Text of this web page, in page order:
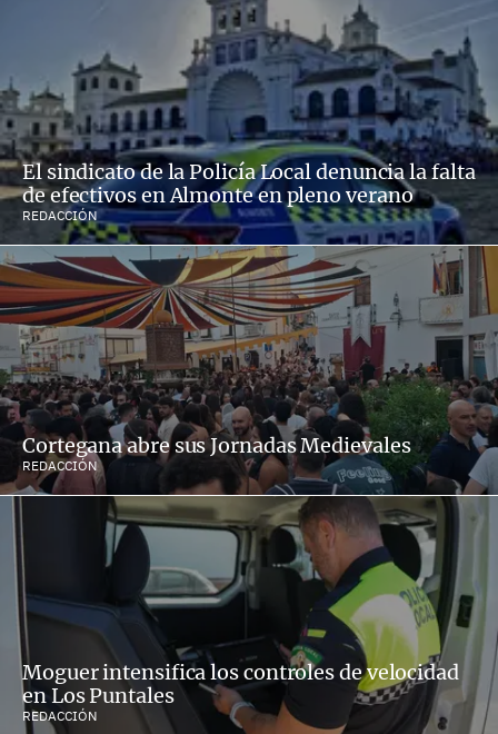
El sindicato de la Policía Local denuncia la falta
de efectivos en Almonte en pleno verano
REDACCIÓN
Cortegana abre sus Jornadas Medievales
REDACCIÓN
Moguer intensifica los controles de velocidad
en Los Puntales
REDACCIÓN